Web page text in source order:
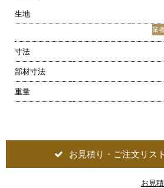
生地
業
寸法
部材寸法
重量
お見積り・ご注文リス
お見